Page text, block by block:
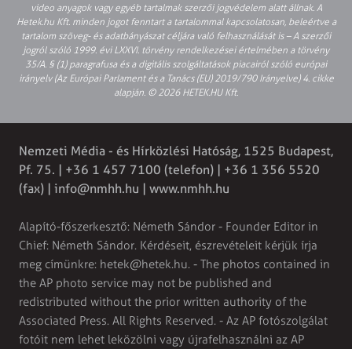
video anyagok vagy egyéb tartalmak szerzői jogvédelem alatt állnak. A
Hetek.hu Kft. minden jogot fenntart a tartalommal kapcsolatosan, beleértve a
tartalom szöveg- és adatbányászat céljára való felhasználását is – A szerzői
jogról szóló 1999. évi LXXVI. törvény rendelkezései értelmében a törvény
35/A. § (1) paragrafusa és a digitális szolgáltatások piacairól szóló európai
irányelv (Az Európai Parlament és a Tanács (EU) 2019/790 Irányelve) 4. cikke
alapján. © 2026 HETEK.HU Kft.
Nemzeti Média - és Hírközlési Hatóság, 1525 Budapest,
Pf. 75. | +36 1 457 7100 (telefon) | +36 1 356 5520
(fax) | info@nmhh.hu | www.nmhh.hu
Alapító-főszerkesztő: Németh Sándor - Founder Editor in
Chief: Németh Sándor. Kérdéseit, észrevételeit kérjük írja
meg címünkre: hetek@hetek.hu. - The photos contained in
the AP photo service may not be published and
redistributed without the prior written authority of the
Associated Press. All Rights Reserved. - Az AP fotószolgálat
fotóit nem lehet leközölni vagy újrafelhasználni az AP